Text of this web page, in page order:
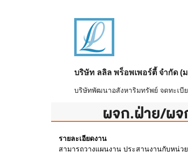
บริษัท ลลิล พร็อพเพอร์ตี้ จำกัด (
บริษัทพัฒนาอสังหาริมทรัพย์ จดทะเบี
ผจก.ฝ่าย/ผจ
รายละเอียดงาน
สามารถวางแผนงาน ประสานงานกับหน่ว